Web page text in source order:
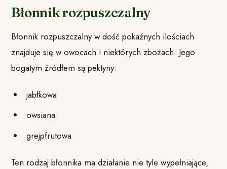
Błonnik rozpuszczalny
Błonnik rozpuszczalny w dość pokaźnych ilościach
znajduje się w owocach i niektórych zbożach. Jego
bogatym źródłem są pektyny:
jabłkowa
owsiana
grejpfrutowa
Ten rodzaj błonnika ma działanie nie tyle wypełniające,